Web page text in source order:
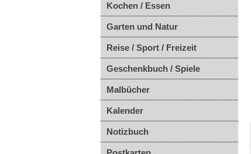
Kochen / Essen
Garten und Natur
Reise / Sport / Freizeit
Geschenkbuch / Spiele
Malbücher
Kalender
Notizbuch